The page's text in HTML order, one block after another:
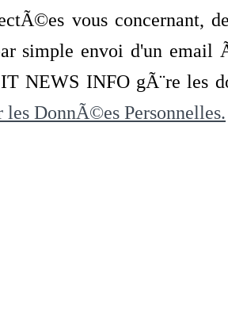
vous concernant,
simple envoi d'un
NEWS INFO gÃ¨re les
les DonnÃ©es Personnelles.